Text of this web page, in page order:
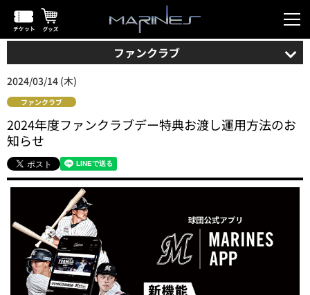
ファンクラブ
2024/03/14 (木)
ファンクラブ
2024年度ファンクラブデー特典お渡し運用方法のお
知らせ